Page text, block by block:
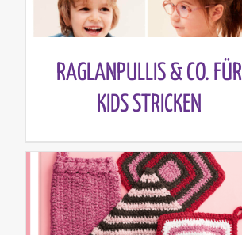
RAGLANPULLIS & CO. FÜR
KIDS STRICKEN